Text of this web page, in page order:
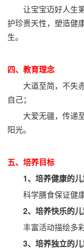
让宝宝迈好人生第
护珍贵天性，塑造健
生。
四、教育理念
大道至简，不失赤
自己；
大爱无疆，传递至
阳光。
五、培养目标
1、培养健康的
科学膳食保证健康
2、培养快乐的
丰富活动描绘多彩
3、培养独立的